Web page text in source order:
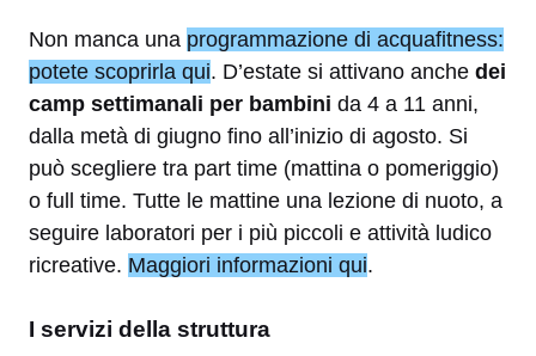
Non manca una programmazione di acquafitness:
potete scoprirla qui. D’estate si attivano anche dei
camp settimanali per bambini da 4 a 11 anni,
dalla metà di giugno fino all’inizio di agosto. Si
può scegliere tra part time (mattina o pomeriggio)
o full time. Tutte le mattine una lezione di nuoto, a
seguire laboratori per i più piccoli e attività ludico
ricreative. Maggiori informazioni qui.
I servizi della struttura